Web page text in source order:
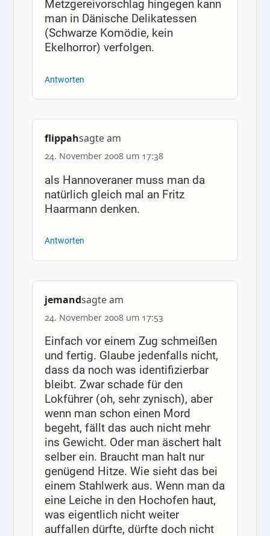
Metzgereivorschlag hingegen kann
man in Dänische Delikatessen
(Schwarze Komödie, kein
Ekelhorror) verfolgen.
Antworten
flippahsagte am
24. November 2008 um 17:38
als Hannoveraner muss man da
natürlich gleich mal an Fritz
Haarmann denken.
Antworten
jemandsagte am
24. November 2008 um 17:53
Einfach vor einem Zug schmeißen
und fertig. Glaube jedenfalls nicht,
dass da noch was identifizierbar
bleibt. Zwar schade für den
Lokführer (oh, sehr zynisch), aber
wenn man schon einen Mord
begeht, fällt das auch nicht mehr
ins Gewicht. Oder man äschert halt
selber ein. Braucht man halt nur
genügend Hitze. Wie sieht das bei
einem Stahlwerk aus. Wenn man da
eine Leiche in den Hochofen haut,
was eigentlich nicht weiter
auffallen dürfte, dürfte doch nicht